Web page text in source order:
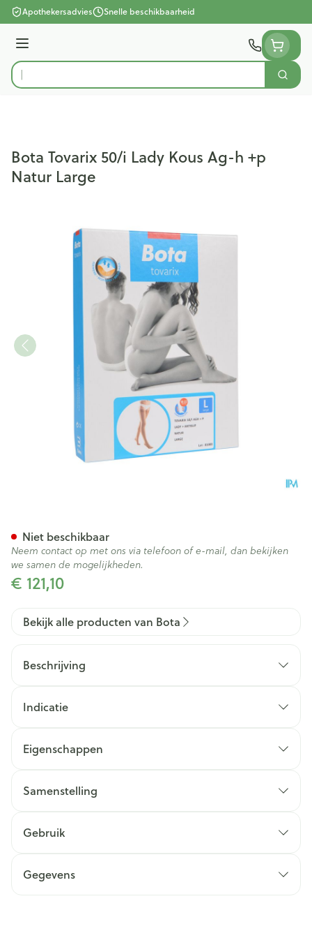
Ga naar de inhoud
Apothekersadvies Snelle beschikbaarheid
Menu
Product, merk, categorie...
Zoek
Bota Tovarix 50/i Lady Kous Ag-h +p
Natur Large
€ 121,10
Niet beschikbaar
Neem contact op met ons via telefoon of e-mail, dan bekijken
we samen de mogelijkheden.
Bekijk alle producten van Bota
Beschrijving
Indicatie
Eigenschappen
Samenstelling
Gebruik
Gegevens